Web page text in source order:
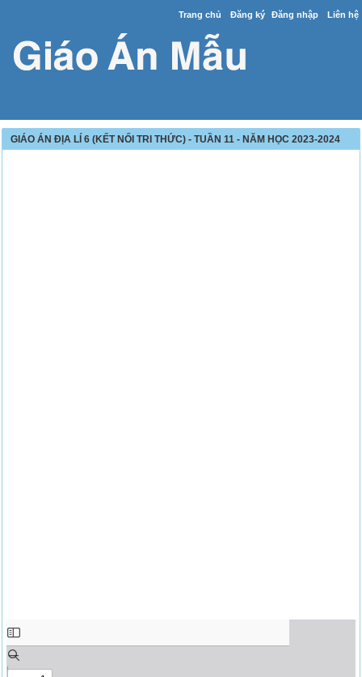
Trang chủ Đăng ký Đăng nhập Liên hệ
GIÁO ÁN ĐỊA LÍ 6 (KẾT NỐI TRI THỨC) - TUẦN 11 - NĂM HỌC 2023-2024